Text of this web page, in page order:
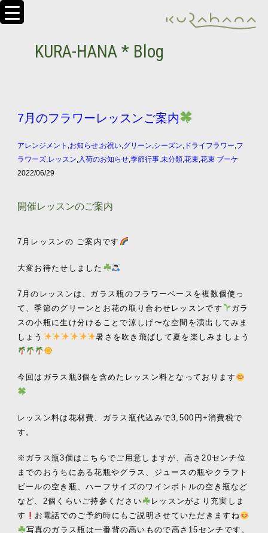
KURA-HANA * Blog
7月のフラワーレッスンご案内
アレンジメント ,お知らせ,お祝い,グリーン,シーズン,ドライフラワー,フ
ラワーズ,レッスン,入荷のお知らせ,季節行事,未分類,花束,花束 ブーケ
2022/06/29
開催レッスンのご案内
7月 レッスンの ご案内です
大変お待たせしました
7月のレッスンは、ガラス瓶のフラワーベースを複数個使っ
て、季節のグリーンとお花の取り合わせレッスンです
ガラ
スの小瓶に生け分けることで涼しげ〜な空間を演出してみま
しょう
暑さを吹き飛ばして夏を楽しみましょう
今回はガラス瓶3個を含めたレッスン料となっております
レッスン料は花材費、ガラス瓶代込みで3,500 円 +消費税で
す。
※ガラス瓶3個はこちらでご用意しますが、高さ20センチ位
までのおうちにある花瓶やグラス、ジュースの瓶やクラフト
ビールの空き瓶、ハーフサイズのワインボトルの空き瓶など
など、2個くらいご持参ください
レッスンがより充実しま
す
お電話でのご予約時にもご説明させていただきますね
写真のガラス瓶は一番背の高いもので高さ15センチです。